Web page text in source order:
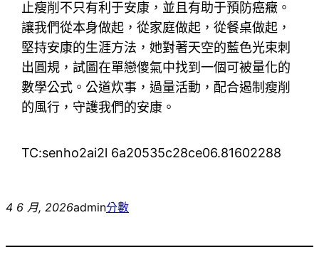
止瘦削不只有利于安康，並且有助于預防癌癥。
讓我們從本身做起，從家庭做起，從餐桌做起，
堅持安康的生涯方法，她對著天空的藍色光束刺
出圓規，試圖在單戀傻氣中找到一個可被量化的
數學公式。公道炊事，過量活動，配合遏制瘦削
的風行，守護我們的安康。
TC:senho2ai2l 6a20535c28ce06.81602288
4 6 月, 2026admin分數